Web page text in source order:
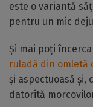
este o variantă
pentru un mic
Și mai poți
ruladă din omletă
și aspectuoasă și,
datorită